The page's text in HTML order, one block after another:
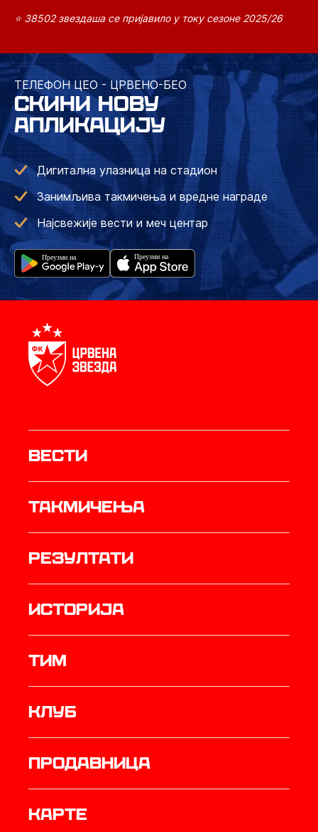
⭐ 38502 звездаша се пријавило у току сезоне 2025/26
ТЕЛЕФОН ЦЕО - ЦРВЕНО-БЕО
СКИНИ НОВУ
АПЛИКАЦИЈУ
Дигитална улазница на стадион
Занимљива такмичења и вредне награде
Најсвежије вести и меч центар
Вести
Такмичења
резултати
историја
ТИМ
Клуб
продавница
Карте